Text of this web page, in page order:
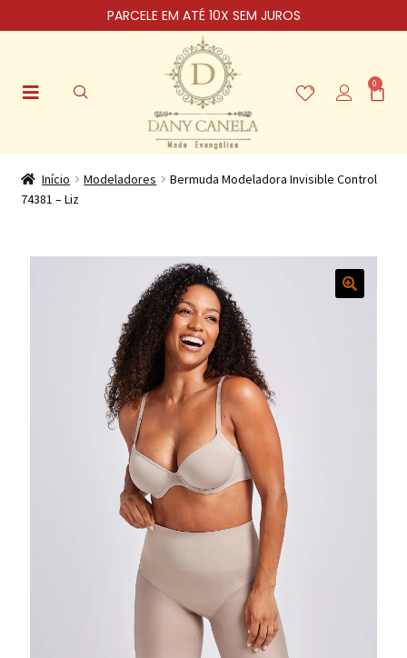
PARCELE EM ATÉ 10X SEM JUROS
0
Início Modeladores
Bermuda Modeladora Invisible Control
74381 – Liz